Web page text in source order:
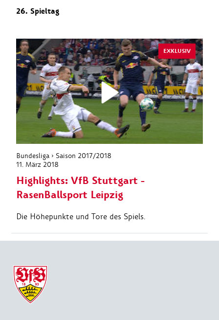
26. Spieltag
EXKLUSIV
Bundesliga › Saison 2017/2018
11. März 2018
Highlights: VfB Stuttgart -
RasenBallsport Leipzig
Die Höhepunkte und Tore des Spiels.